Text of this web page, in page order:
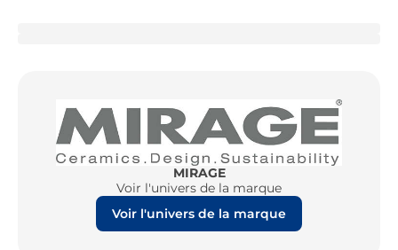
MIRAGE
Voir l'univers de la marque
Voir l'univers de la marque